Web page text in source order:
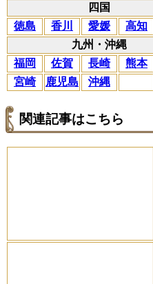
四国
徳島
香川 愛媛
高知
九州・沖縄
福岡
佐賀 長崎 熊本
宮崎
鹿児島 沖縄
関連記事はこちら